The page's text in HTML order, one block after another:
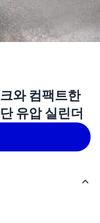
와 컴팩트한
유압 실린더